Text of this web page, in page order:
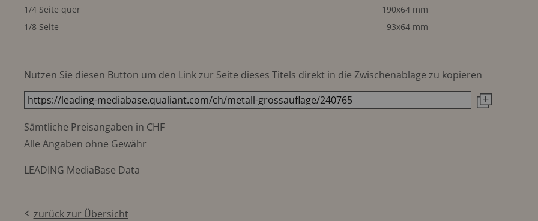
1/4 Seite quer
190x64 mm
1/8 Seite
93x64 mm
Nutzen Sie diesen Button um den Link zur Seite dieses Titels direkt in die Zwischenablage zu kopieren
Sämtliche Preisangaben in CHF
Alle Angaben ohne Gewähr
LEADING MediaBase Data
zurück zur Übersicht